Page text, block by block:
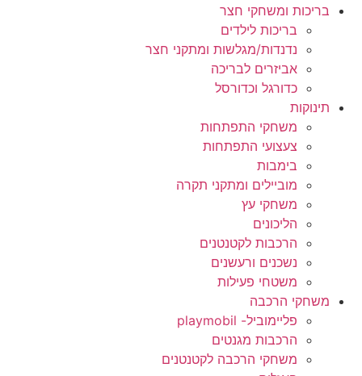
בריכות ומשחקי חצר
בריכות לילדים
נדנדות/מגלשות ומתקני חצר
אביזרים לבריכה
כדורגל וכדורסל
תינוקות
משחקי התפתחות
צעצועי התפתחות
בימבות
מוביילים ומתקני תקרה
משחקי עץ
הליכונים
הרכבות לקטנטנים
נשכנים ורעשנים
משטחי פעילות
משחקי הרכבה
פליימוביל- playmobil
הרכבות מגנטים
משחקי הרכבה לקטנטנים